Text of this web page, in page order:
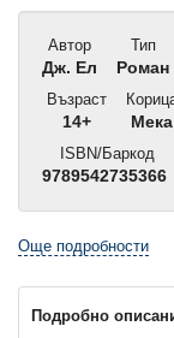
Автор
Дж. Ел
Тип
Роман
Възраст
14+
Мека
ISBN/Баркод
9789542735366
Още подробности
Подробно